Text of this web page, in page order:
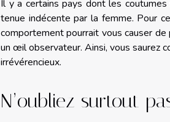
Il y a certains pays dont les
tenue indécente par la femme. Pour
comportement pourrait vous causer
un œil observateur. Ainsi, vous saurez
irrévérencieux.
N’oubliez surtout